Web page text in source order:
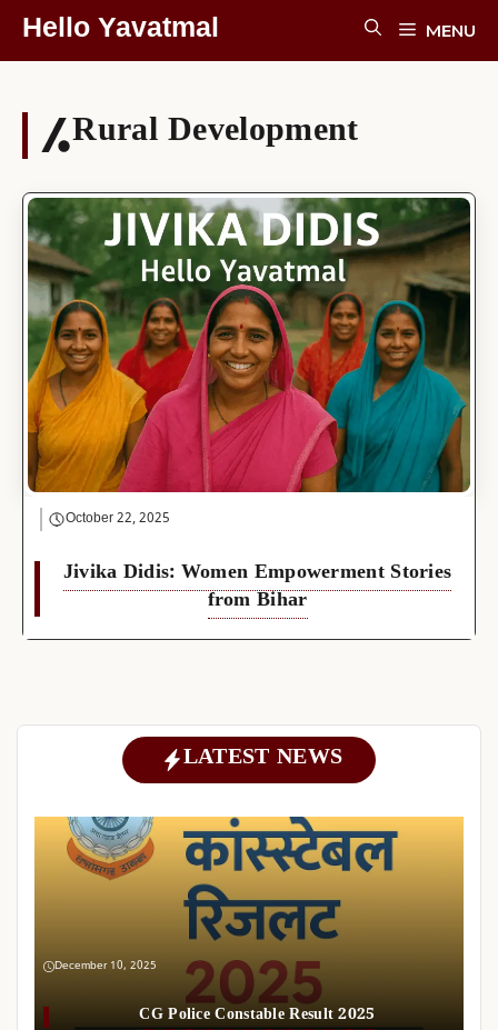
SkipHello Yavatmal MENU
Rural Development
October 22, 2025
Jivika Didis: Women Empowerment Stories
from Bihar
LATEST NEWS
December 10, 2025
CG Police Constable Result 2025